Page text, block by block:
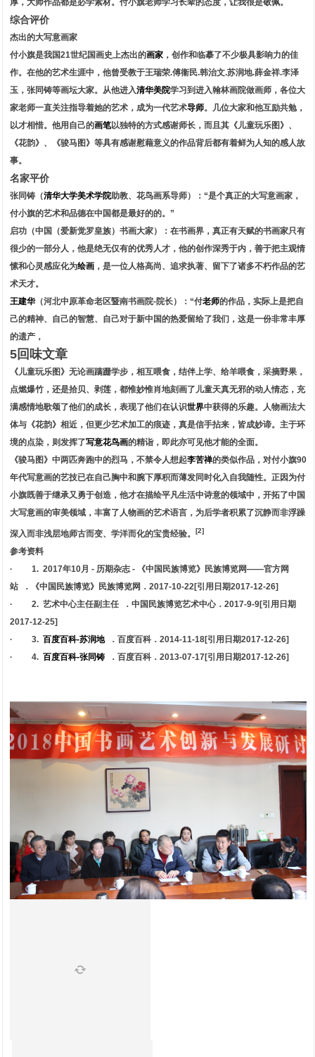
厚，大师作品都是必学素材。付小旗老师学习长辈的态度，让我很是敬佩。
综合评价
杰出的大写意画家
付小旗是我国21世纪国画史上杰出的画家 ，创作和临摹了不少极具影响力的佳
作。在他的艺术生涯中，他曾受教于王瑞荣.傅衞民.韩治文.苏润地.薛金祥.李泽
玉，张同铸等画坛大家。从他进入清华美院学习到进入翰林画院做画师，各位大
家老师一直关注指导着她的艺术，成为一代艺术导师。几位大家和他互励共勉，
以才相惜。他用自己的画笔以独特的方式感谢师长，而且其《儿童玩乐图》、
《花韵》、《骏马图》等具有感谢慰藉意义的作品背后都有着鲜为人知的感人故
事。
名家平价
张同铸（清华大学美术学院助教、花鸟画系导师）：“是个真正的大写意画家，
付小旗的艺术和品德在中国都是最好的的。”
启功（中国（爱新觉罗皇族）书画大家）：在书画界，真正有天赋的书画家只有
很少的一部分人，他是绝无仅有的优秀人才，他的创作深秀于内，善于把主观情
愫和心灵感应化为绘画 ，是一位人格高尚、追求执著、留下了诸多不朽作品的艺
术天才。
王建华（河北中原革命老区暨南书画院-院长）：“付老师的作品，实际上是把自
己的精神、自己的智慧、自己对于新中国的热爱留给了我们，这是一份非常丰厚
的遗产，
5回味文章
《儿童玩乐图》无论画蹒跚学步，相互喂食，结伴上学、给羊喂食，采摘野果，
点燃爆竹，还是拾贝、剥莲，都惟妙惟肖地刻画了儿童天真无邪的动人情态，充
满感情地歌颂了他们的成长，表现了他们在认识世界中获得的乐趣。人物画法大
体与《花韵》相近，但更少艺术加工的痕迹，真是信手拈来，皆成妙谛。主于环
境的点染，则发挥了写意花鸟画的精诣，即此亦可见他才能的全面。
《骏马图》中两匹奔跑中的烈马，不禁令人想起李苦禅的类似作品，对付小旗90
年代写意画的艺技已在自己胸中和腕下厚积而薄发同时化入自我随性。正因为付
小旗既善于继承又勇于创造，他才在描绘平凡生活中诗意的领域中，开拓了中国
大写意画的审美领域，丰富了人物画的艺术语言，为后学者积累了沉静而非浮躁
深入而非浅层地师古而变、学洋而化的宝贵经验。 [2]
参考资料
· 1. 2017年10月 - 历期杂志 - 《中国民族博览》民族博览网——官方网
站 ．《中国民族博览》民族博览网．2017-10-22[引用日期2017-12-26]
· 2. 艺术中心主任副主任 ．中国民族博览艺术中心．2017-9-9[引用日期
2017-12-25]
· 3. 百度百科-苏润地
．百度百科．2014-11-18[引用日期2017-12-26]
· 4. 百度百科-张同铸 ．百度百科．2013-07-17[引用日期2017-12-26]